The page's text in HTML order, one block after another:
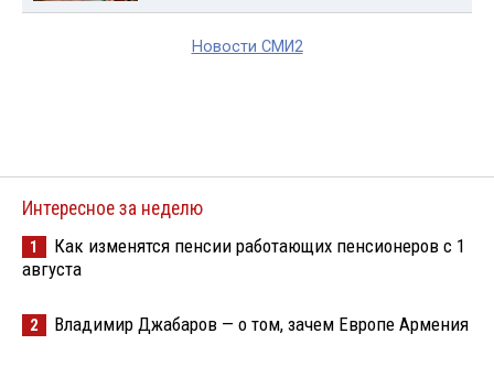
Новости СМИ2
Интересное за неделю
1
Как изменятся пенсии работающих пенсионеров с 1
августа
2 Владимир Джабаров — о том, зачем Европе Армения